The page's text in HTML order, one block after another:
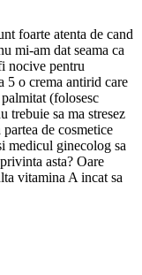
foarte atenta de cand
mi-am dat seama ca
nocive pentru
5 o crema antirid care
(folosesc
trebuie sa ma stresez
de cosmetice
medicul ginecolog sa
asta? Oare
vitamina A incat sa